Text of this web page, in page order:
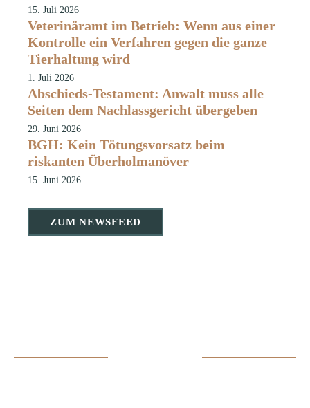
15. Juli 2026
Veterinäramt im Betrieb: Wenn aus einer
Kontrolle ein Verfahren gegen die ganze
Tierhaltung wird
1. Juli 2026
Abschieds-Testament: Anwalt muss alle
Seiten dem Nachlassgericht übergeben
29. Juni 2026
BGH: Kein Tötungsvorsatz beim
riskanten Überholmanöver
15. Juni 2026
ZUM NEWSFEED